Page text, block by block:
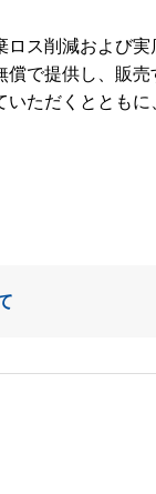
ス削減および
で提供し、販
ただくととも